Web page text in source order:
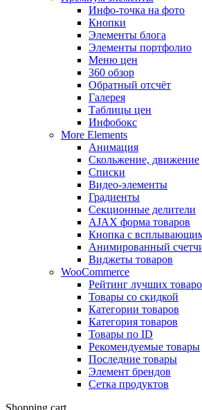
Инфо-точка на фото
Кнопки
Элементы блога
Элементы портфолио
Меню цен
360 обзор
Обратный отсчёт
Галерея
Таблицы цен
Инфобокс
More Elements
Анимация
Скольжение, движение
Списки
Видео-элементы
Градиенты
Секционные делители
AJAX форма товаров
Кнопка с
Анимированный
Виджеты товаров
WooCommerce
Рейтинг лучших
Товары со скидкой
Категории товаров
Категория товаров
Товары по ID
Рекомендуемые товары
Последние товары
Элемент брендов
Сетка продуктов
Shopping cart